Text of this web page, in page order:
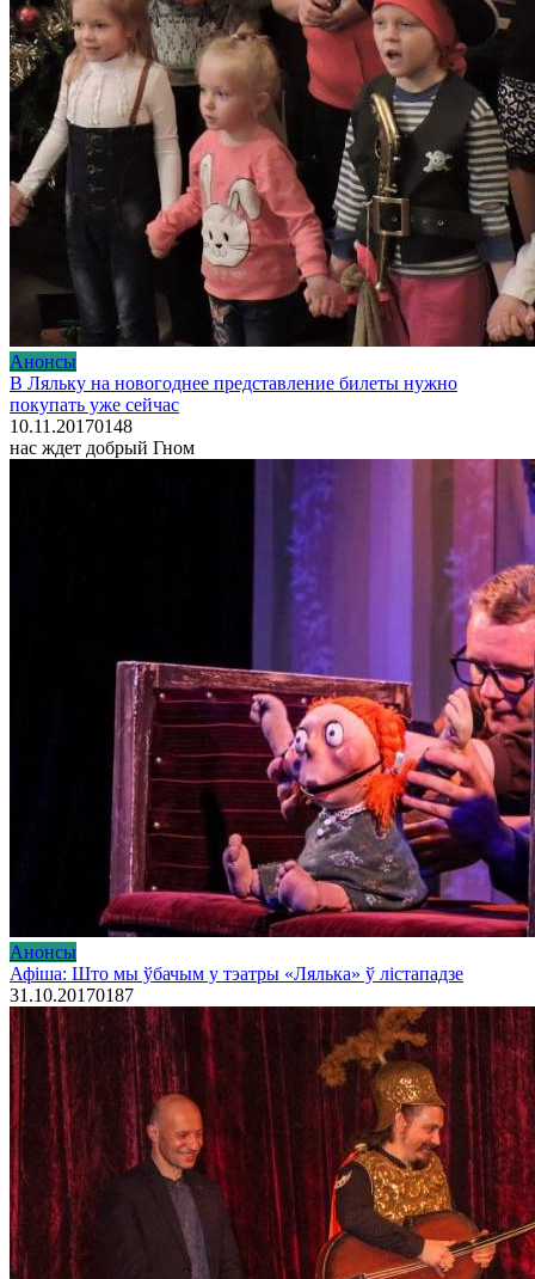
Анонсы
В Ляльку на новогоднее представление билеты нужно
покупать уже сейчас
10.11.20170148
нас ждет добрый Гном
Анонсы
Афіша: Што мы ўбачым у тэатры «Лялька» ў лістападзе
31.10.20170187